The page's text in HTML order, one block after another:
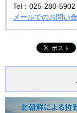
Tel：025-280-5902
メールでのお問い